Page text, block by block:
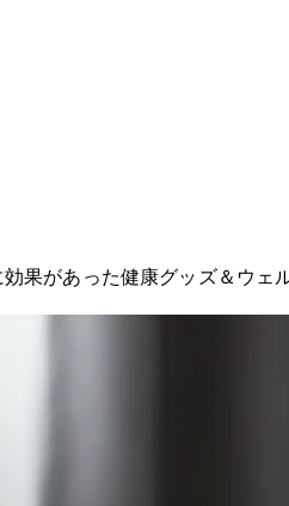
効果があった健康グッズ＆ウェ